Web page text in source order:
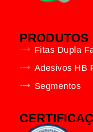
PRODUTOS
Fitas Dupla
Adesivos HB
Segmentos